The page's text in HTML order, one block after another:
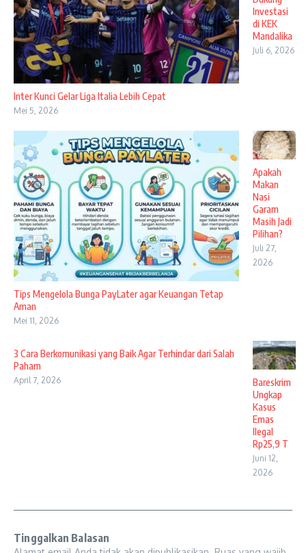
Inter Kunci Gelar Liga Italia Lebih Cepat
Mei 5, 2026
Investasi
di KEK
Mandalika
Juli 6, 2026
Tips Mengelola Bunga PayLater agar Keuangan Tetap
Aman
Mei 11, 2026
Apakah
Makan
Nasi
Garam
Masih Jadi
Pilihan?
Juli 27,
2026
3 Cara Berkomunikasi yang Baik Agar Terhindar dari Salah
Paham
April 7, 2026
Bareskrim
Ungkap
Kasus
Emas
Ilegal
Rp25,9 T
Juni 12,
2026
Tinggalkan Balasan